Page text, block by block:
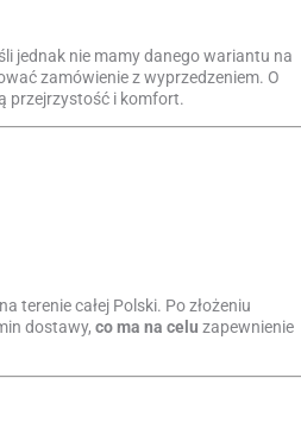
jednak nie mamy danego wariantu na
zamówienie z wyprzedzeniem. O
przejrzystość i komfort.
terenie całej Polski. Po złożeniu
dostawy, co ma na celu zapewnienie